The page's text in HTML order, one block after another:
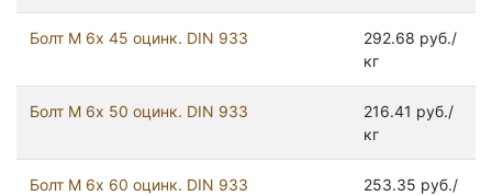
Болт М 6х 45 оцинк. DIN 933
292.68 руб./
кг
Болт М 6х 50 оцинк. DIN 933
216.41 руб./
кг
Болт М 6х 60 оцинк. DIN 933
253.35 руб./